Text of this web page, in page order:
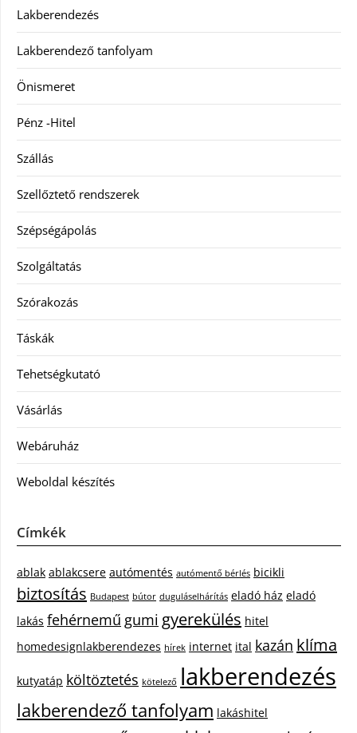
Lakberendezés
Lakberendező tanfolyam
Önismeret
Pénz -Hitel
Szállás
Szellőztető rendszerek
Szépségápolás
Szolgáltatás
Szórakozás
Táskák
Tehetségkutató
Vásárlás
Webáruház
Weboldal készítés
Címkék
ablak ablakcsere autómentés autómentő bérlés bicikli
biztosítás Budapest bútor duguláselhárítás eladó ház eladó
lakás fehérnemű gumi gyerekülés hitel
homedesignlakberendezes hírek internet ital kazán klíma
kutyatáp költöztetés kötelező lakberendezés
lakberendező tanfolyam lakáshitel